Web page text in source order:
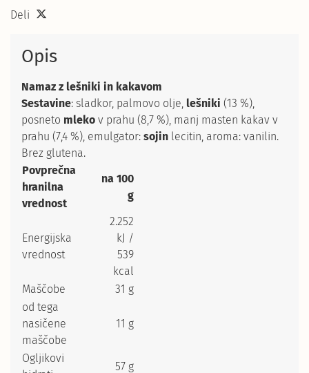
Deli
Opis
Namaz z lešniki in kakavom
Sestavine: sladkor, palmovo olje, lešniki (13 %),
posneto mleko v prahu (8,7 %), manj masten kakav v
prahu (7,4 %), emulgator: sojin lecitin, aroma: vanilin.
Brez glutena.
Povprečna
hranilna
vrednost
na 100
g
Energijska
vrednost
2.252
kJ /
539
kcal
Maščobe
31 g
od tega
nasičene
maščobe
11 g
Ogljikovi
57 g